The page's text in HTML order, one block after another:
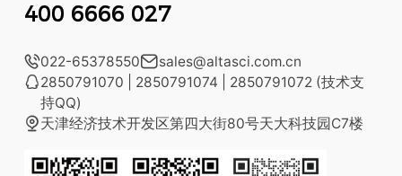
400 6666 027
022-65378550sales@altasci.com.cn
2850791070 | 2850791074 | 2850791072 (技术支
持QQ)
天津经济技术开发区第四大街80号天大科技园C7楼